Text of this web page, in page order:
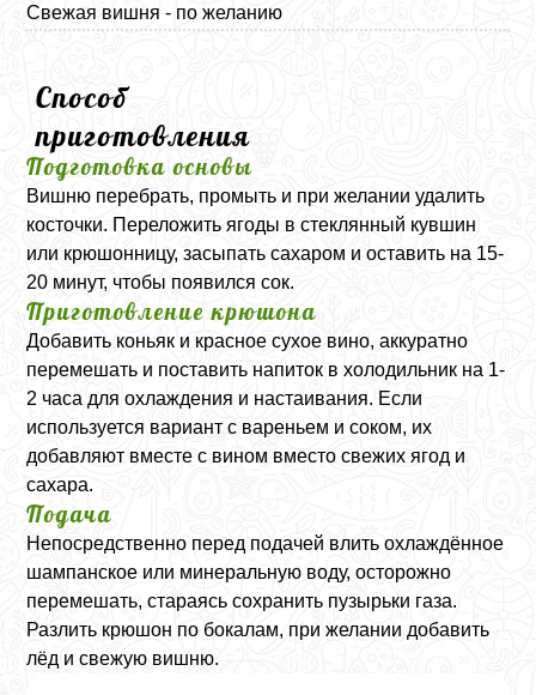
Свежая вишня - по желанию
Способ
приготовления
Подготовка основы
Вишню перебрать, промыть и при желании удалить
косточки. Переложить ягоды в стеклянный кувшин
или крюшонницу, засыпать сахаром и оставить на 15-
20 минут, чтобы появился сок.
Приготовление крюшона
Добавить коньяк и красное сухое вино, аккуратно
перемешать и поставить напиток в холодильник на 1-
2 часа для охлаждения и настаивания. Если
используется вариант с вареньем и соком, их
добавляют вместе с вином вместо свежих ягод и
сахара.
Подача
Непосредственно перед подачей влить охлаждённое
шампанское или минеральную воду, осторожно
перемешать, стараясь сохранить пузырьки газа.
Разлить крюшон по бокалам, при желании добавить
лёд и свежую вишню.